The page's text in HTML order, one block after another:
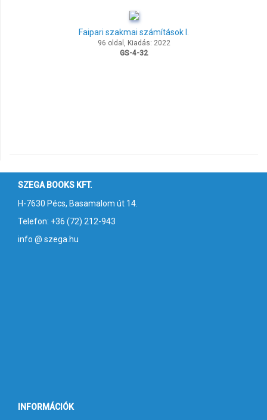
Faipari szakmai számítások I.
96 oldal, Kiadás: 2022
GS-4-32
SZEGA BOOKS KFT.
H-7630 Pécs, Basamalom út 14.
Telefon: +36 (72) 212-943
info @ szega.hu
INFORMÁCIÓK